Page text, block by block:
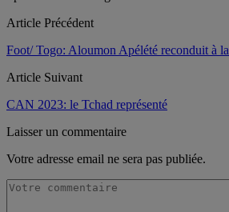
Article Précédent
Foot/ Togo: Aloumon Apélété reconduit à
Article Suivant
CAN 2023: le Tchad représenté
Laisser un commentaire
Votre adresse email ne sera pas publiée.